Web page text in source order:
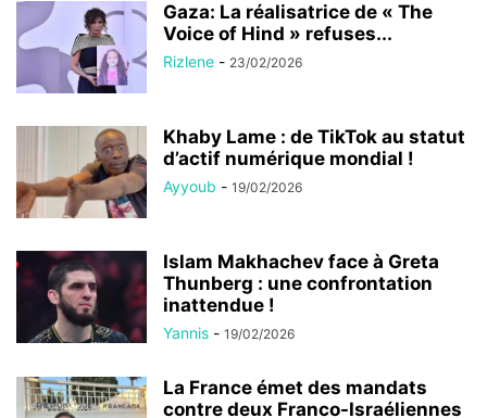
Gaza: La réalisatrice de « The
Voice of Hind » refuses...
Rizlene - 23/02/2026
Khaby Lame : de TikTok au statut
d’actif numérique mondial !
Ayyoub - 19/02/2026
Islam Makhachev face à Greta
Thunberg : une confrontation
inattendue !
Yannis - 19/02/2026
La France émet des mandats
contre deux Franco-Israéliennes